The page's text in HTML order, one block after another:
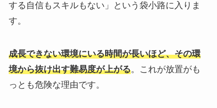
する自信もスキルもない」という袋小路に入りま
す。
成長できない環境にいる時間が長いほど、その環
境から抜け出す難易度が上がる。これが放置がも
っとも危険な理由です。